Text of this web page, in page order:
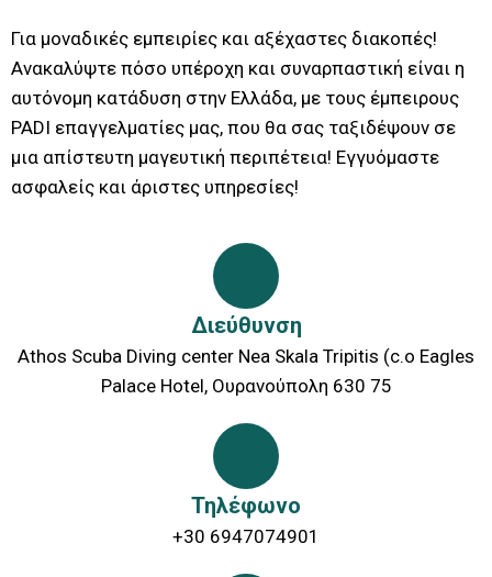
Για μοναδικές εμπειρίες και αξέχαστες διακοπές!
Ανακαλύψτε πόσο υπέροχη και συναρπαστική είναι η
αυτόνομη κατάδυση στην Ελλάδα, με τους έμπειρους
PADI επαγγελματίες μας, που θα σας ταξιδέψουν σε
μια απίστευτη μαγευτική περιπέτεια! Εγγυόμαστε
ασφαλείς και άριστες υπηρεσίες!
Διεύθυνση
Athos Scuba Diving center Nea Skala Tripitis (c.o Eagles
Palace Hotel, Ουρανούπολη 630 75
Τηλέφωνο
+30 6947074901